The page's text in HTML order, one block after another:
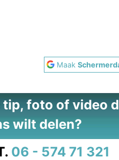
Maak
tip, foto of video
wilt delen?
06 - 574 71 321